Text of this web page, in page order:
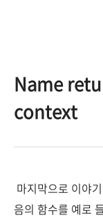
Name
context
마지막으로 이야
음의 함수를 예로